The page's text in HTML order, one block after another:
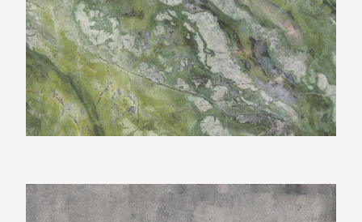
Ariostea Ultra Teknostone Smoke